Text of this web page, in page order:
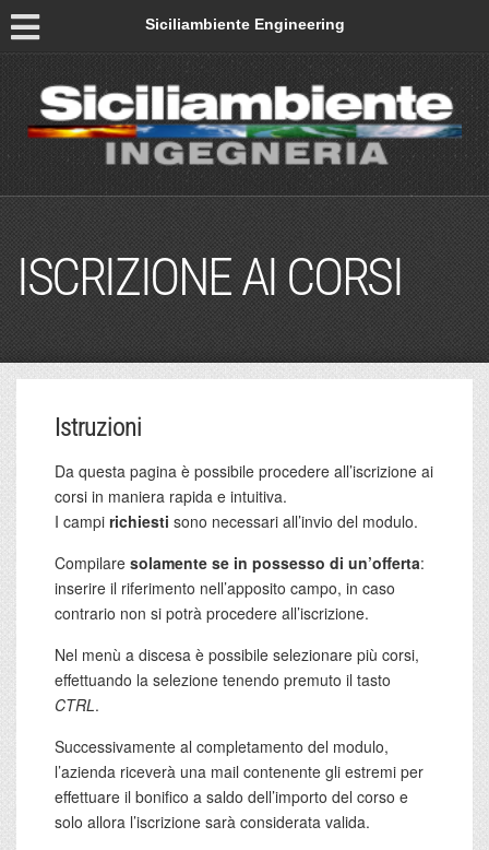
Siciliambiente Engineering
ISCRIZIONE AI CORSI
Istruzioni
Da questa pagina è possibile procedere all’iscrizione ai
corsi in maniera rapida e intuitiva.
I campi richiesti sono necessari all’invio del modulo.
Compilare solamente se in possesso di un’offerta:
inserire il riferimento nell’apposito campo, in caso
contrario non si potrà procedere all’iscrizione.
Nel menù a discesa è possibile selezionare più corsi,
effettuando la selezione tenendo premuto il tasto
CTRL.
Successivamente al completamento del modulo,
l’azienda riceverà una mail contenente gli estremi per
effettuare il bonifico a saldo dell’importo del corso e
solo allora l’iscrizione sarà considerata valida.